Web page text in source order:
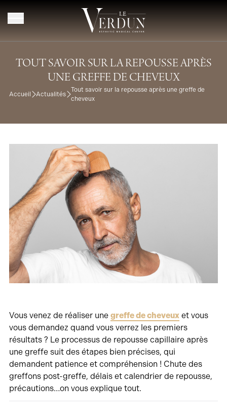
TOUT SAVOIR SUR LA REPOUSSE APRÈS
UNE GREFFE DE CHEVEUX
Accueil Actualités
Tout savoir sur la repousse après une greffe de
cheveux
Vous venez de réaliser une greffe de cheveuxet vous
vous demandez quand vous verrez les premiers
résultats ? Le processus de repousse capillaire après
une greffe suit des étapes bien précises, qui
demandent patience et compréhension ! Chute des
greffons post-greffe, délais et calendrier de repousse,
précautions…on vous explique tout.